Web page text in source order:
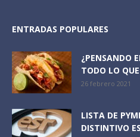
ENTRADAS POPULARES
¿PENSANDO
TODO LO
26 febrero 2021
LISTA DE
DISTINTIVO